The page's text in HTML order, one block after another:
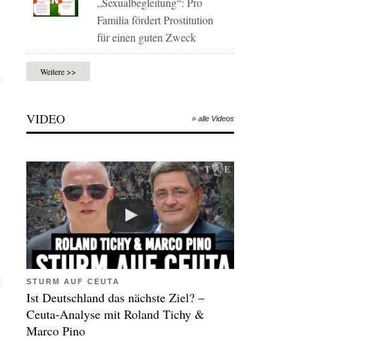
Familia fördert Prostitution
für einen guten Zweck
Weitere >>
VIDEO » alle Videos
STURM AUF CEUTA
Ist Deutschland das nächste Ziel? –
Ceuta-Analyse mit Roland Tichy &
Marco Pino